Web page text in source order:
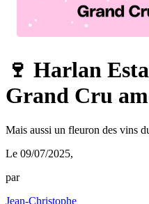
🍷 Harlan
Grand Cru
Mais aussi un fleuron des vins
Le 09/07/2025,
par
Jean-Christophe